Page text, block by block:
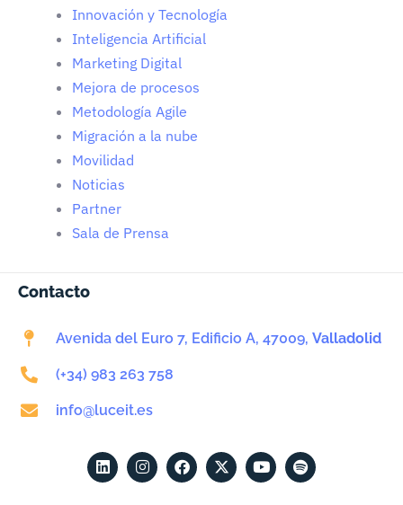
Innovación y Tecnología
Inteligencia Artificial
Marketing Digital
Mejora de procesos
Metodología Agile
Migración a la nube
Movilidad
Noticias
Partner
Sala de Prensa
Contacto
Avenida del Euro 7, Edificio A, 47009, Valladolid
(+34) 983 263 758
info@luceit.es